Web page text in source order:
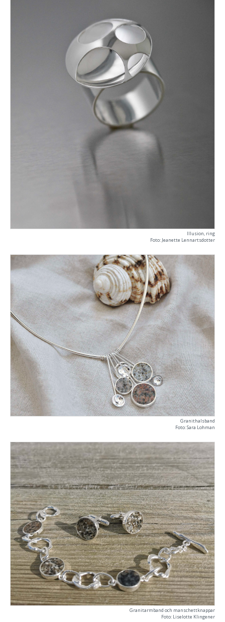
Illusion, ring
Foto: Jeanette Lennartsdotter
Granithalsband
Foto: Sara Lohman
Granitarmband och manschettknappar
Foto: Liselotte Klingener